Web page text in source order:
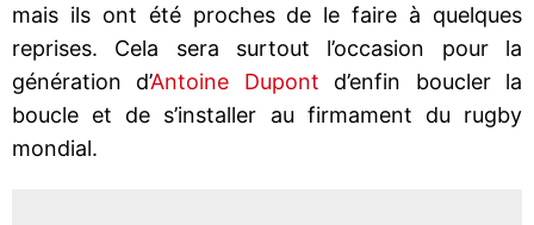
mais ils ont été proches de le faire à quelques
reprises. Cela sera surtout l’occasion pour la
génération d’Antoine Dupont d’enfin boucler la
boucle et de s’installer au firmament du rugby
mondial.